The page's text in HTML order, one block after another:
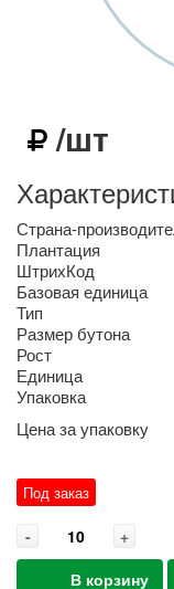
/шт
Страна-
Плантация
ШтрихКод
Базовая единица
Тип
Размер бутона
Рост
Единица
Упаковка
Цена за упаковку
Под заказ
-
+
В корзину